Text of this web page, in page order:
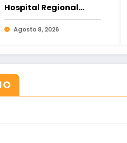
Hospital Regional
Norte reforça
importância da
bebês internados
Agosto 8, 2026